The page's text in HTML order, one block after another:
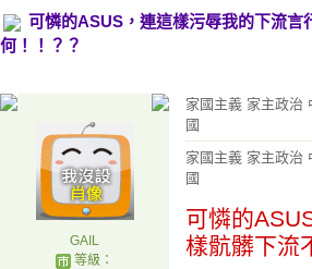
可憐的ASUS，連這樣污辱我的下流言
何！！？？
GAIL
等級：
家國主義 家主政治
國
家國主義 家主政治
國
可憐的
樣骯髒下流